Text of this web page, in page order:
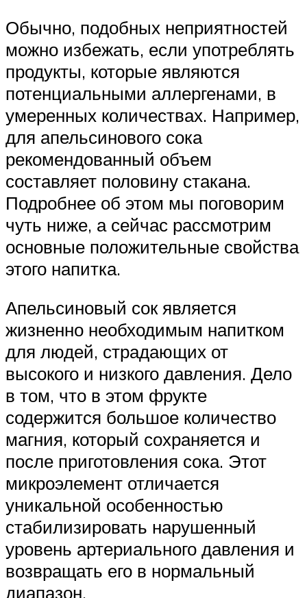
Обычно, подобных неприятностей
можно избежать, если употреблять
продукты, которые являются
потенциальными аллергенами, в
умеренных количествах. Например,
для апельсинового сока
рекомендованный объем
составляет половину стакана.
Подробнее об этом мы поговорим
чуть ниже, а сейчас рассмотрим
основные положительные свойства
этого напитка.
Апельсиновый сок является
жизненно необходимым напитком
для людей, страдающих от
высокого и низкого давления. Дело
в том, что в этом фрукте
содержится большое количество
магния, который сохраняется и
после приготовления сока. Этот
микроэлемент отличается
уникальной особенностью
стабилизировать нарушенный
уровень артериального давления и
возвращать его в нормальный
диапазон.